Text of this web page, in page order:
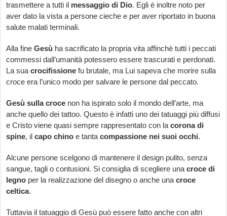
trasmettere a tutti il messaggio di Dio. Egli è inoltre noto per
aver dato la vista a persone cieche e per aver riportato in buona
salute malati terminali.
Alla fineGesù ha sacrificato la propria vita affinchè tutti i peccati
commessi dall’umanità potessero essere trascurati e perdonati.
La suacrocifissione fu brutale, ma Lui sapeva che morire sulla
croce era l’unico modo per salvare le persone dal peccato.
Gesù sulla croce non ha ispirato solo il mondo dell’arte, ma
anche quello dei tattoo. Questo è infatti uno dei tatuaggi più diffusi
e Cristo viene quasi sempre rappresentato con lacorona di
spine, ilcapo chino e tantacompassione nei suoi occhi.
Alcune persone scelgono di mantenere il design pulito, senza
sangue, tagli o contusioni. Si consiglia di scegliere unacroce di
legno per la realizzazione del disegno o anche unacroce
celtica.
Tuttavia il tatuaggio di Gesù può essere fatto anche con altri